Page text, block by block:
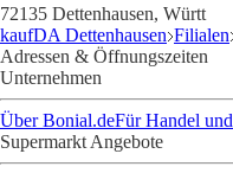
72135 Dettenhausen, Württ
kaufDA Dettenhausen Filialen
Adressen & Öffnungszeiten
Unternehmen
Über Bonial.deFür Handel
Supermarkt Angebote